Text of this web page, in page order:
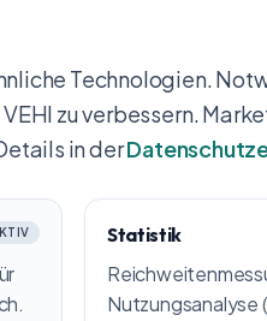
Technologien.
zu verbessern.
in der
Statistik
Nutzungsanalyse